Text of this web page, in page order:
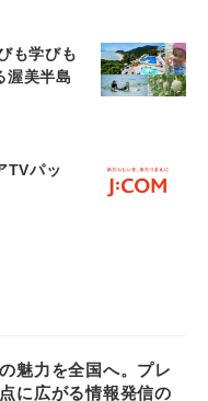
も学びも
渥美半島
TVパッ
魅力を全国へ。プレ
に広がる情報発信の